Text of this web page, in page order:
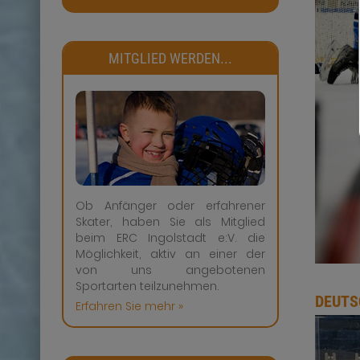
MITGLIED WERDEN...
Ob Anfänger oder erfahrener
Skater, haben Sie als Mitglied
beim ERC Ingolstadt e:V. die
Möglichkeit, aktiv an einer der
von uns angebotenen
Sportarten teilzunehmen.
Erfahren Sie mehr »